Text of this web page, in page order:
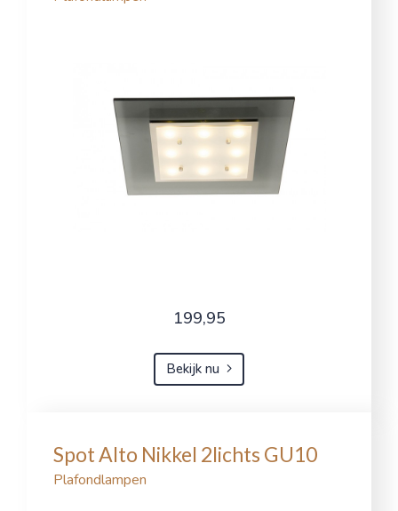
199,95
Bekijk nu
Spot Alto Nikkel 2lichts GU10
Plafondlampen